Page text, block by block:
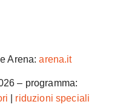
Arena:arena.it
– programma:
riduzioni speciali